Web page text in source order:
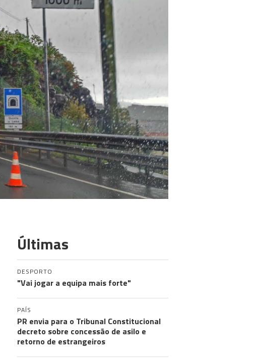
Últimas
DESPORTO
"Vai jogar a equipa mais forte"
PAÍS
PR envia para o Tribunal Constitucional
decreto sobre concessão de asilo e
retorno de estrangeiros